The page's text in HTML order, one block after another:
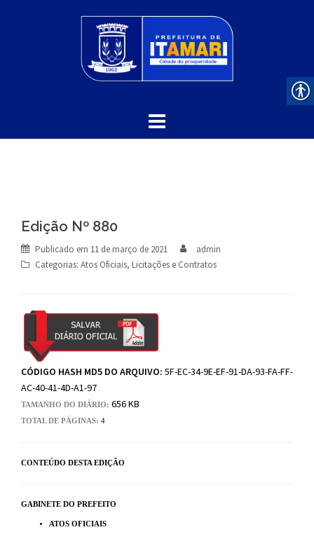
Edição Nº 880
Publicado em 11 de março de 2021
admin
Categorias: Atos Oficiais, Licitações e Contratos
CÓDIGO HASH MD5 DO ARQUIVO: 5F-EC-34-9E-EF-91-DA-93-FA-FF-
AC-40-41-4D-A1-97
TAMANHO DO DIÁRIO: 656 KB
TOTAL DE PÁGINAS: 4
CONTEÚDO DESTA EDIÇÃO
GABINETE DO PREFEITO
ATOS OFICIAIS